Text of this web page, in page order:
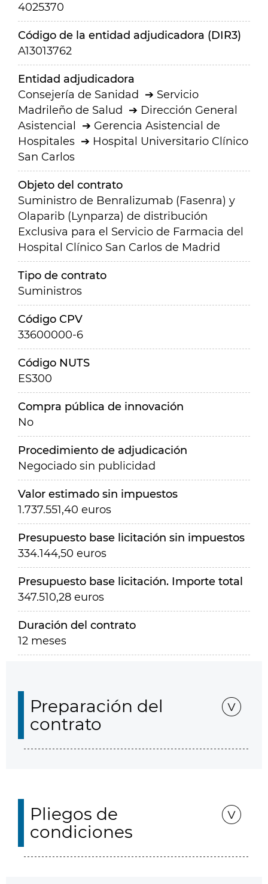
4025370
Código de la entidad adjudicadora (DIR3)
A13013762
Entidad adjudicadora
Consejería de Sanidad
Servicio
Madrileño de Salud
Dirección General
Asistencial
Gerencia Asistencial de
Hospitales
Hospital Universitario Clínico
San Carlos
Objeto del contrato
Suministro de Benralizumab (Fasenra) y
Olaparib (Lynparza) de distribución
Exclusiva para el Servicio de Farmacia del
Hospital Clínico San Carlos de Madrid
Tipo de contrato
Suministros
Código CPV
33600000-6
Código NUTS
ES300
Compra pública de innovación
No
Procedimiento de adjudicación
Negociado sin publicidad
Valor estimado sin impuestos
1.737.551,40 euros
Presupuesto base licitación sin impuestos
334.144,50 euros
Presupuesto base licitación. Importe total
347.510,28 euros
Duración del contrato
12 meses
Preparación del
contrato
Pliegos de
condiciones